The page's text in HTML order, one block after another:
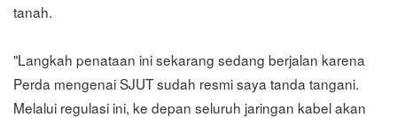
tanah.
"Langkah penataan ini sekarang sedang berjalan karena
Perda mengenai SJUT sudah resmi saya tanda tangani.
Melalui regulasi ini, ke depan seluruh jaringan kabel akan